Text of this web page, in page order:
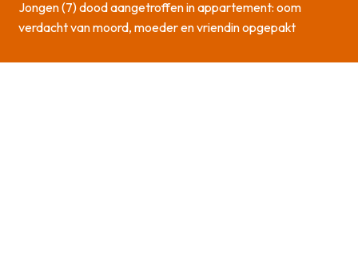
Jongen (7) dood aangetroffen in appartement: oom
verdacht van moord, moeder en vriendin opgepakt